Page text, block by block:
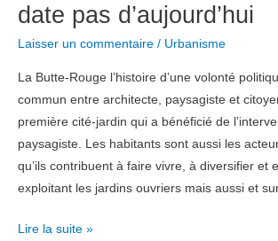
date pas d’aujourd’hui
Laisser un commentaire / Urbanisme
La Butte-Rouge l’histoire d’une volonté
commun entre architecte, paysagiste et
première cité-jardin qui a bénéficié de
paysagiste. Les habitants sont aussi les
qu’ils contribuent à faire vivre, à diversifier et
exploitant les jardins ouvriers mais aussi et
Eco-
Lire la suite »